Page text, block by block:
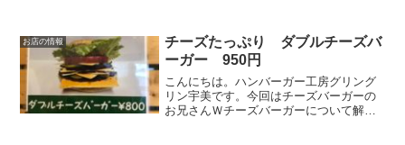
お店の情報
チーズたっぷり ダブルチーズバ
ーガー 950円
こんにちは。ハンバーガー工房グリング
リン宇美です。今回はチーズバーガーの
お兄さんＷチーズバーガーについて解説